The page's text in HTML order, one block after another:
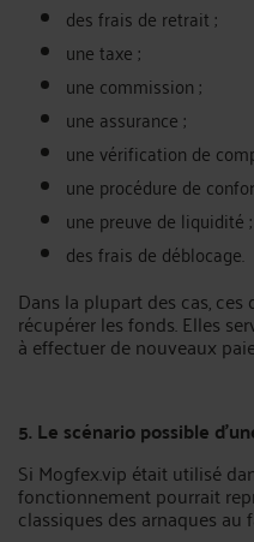
des frais de retrait ;
une taxe ;
une commission ;
une assurance ;
une vérification de
une procédure de
une preuve de liquidité ;
des frais de déblocage.
Dans la plupart des cas,
récupérer les fonds. Elles
à effectuer de nouveaux
5. Le scénario possible
Si Mogfex.vip était utilisé
fonctionnement pourrait
classiques des arnaques